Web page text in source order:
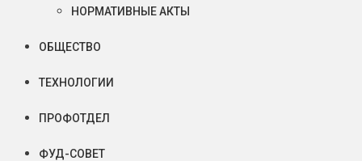
НОРМАТИВНЫЕ АКТЫ
ОБЩЕСТВО
ТЕХНОЛОГИИ
ПРОФОТДЕЛ
ФУД-СОВЕТ